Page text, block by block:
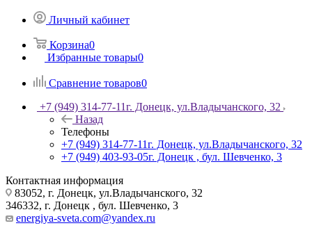
Личный кабинет
Корзина0
Избранные товары0
Сравнение товаров0
+7 (949) 314-77-11г. Донецк, ул.Владычанского, 32
Назад
Телефоны
+7 (949) 314-77-11г. Донецк, ул.Владычанского, 32
+7 (949) 403-93-05г. Донецк , бул. Шевченко, 3
Контактная информация
83052, г. Донецк, ул.Владычанского, 32
346332, г. Донецк , бул. Шевченко, 3
energiya-sveta.com@yandex.ru